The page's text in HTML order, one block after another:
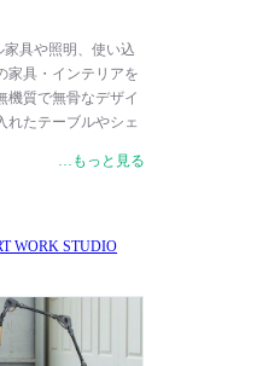
家具や照明、使い込
家具・インテリアを
機質で無骨なデザイ
れたテーブルやシェ
テムから、空間の雰
います。
…もっと見る
WORK STUDIO